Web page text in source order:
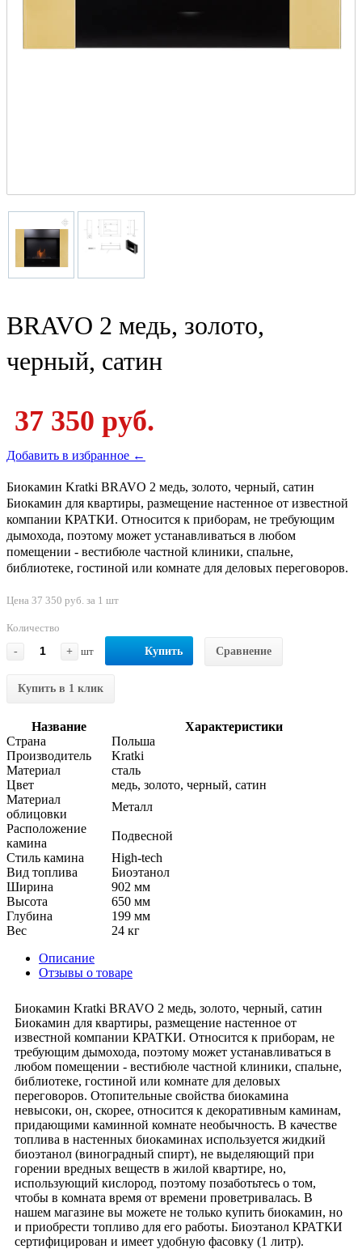
BRAVO 2 медь, золото,
черный, сатин
37 350 руб.
Добавить в избранное ←
Биокамин Kratki BRAVO 2 медь, золото, черный, сатин
Биокамин для квартиры, размещение настенное от известной
компании КРАТКИ. Относится к приборам, не требующим
дымохода, поэтому может устанавливаться в любом
помещении - вестибюле частной клиники, спальне,
библиотеке, гостиной или комнате для деловых переговоров.
Цена 37 350 руб. за 1 шт
Количество
-
+ шт Купить Сравнение
Купить в 1 клик
Название
Характеристики
Страна
Польша
Производитель
Kratki
Материал
сталь
Цвет
медь, золото, черный, сатин
Материал
облицовки
Металл
Расположение
камина
Подвесной
Стиль камина
High-tech
Вид топлива
Биоэтанол
Ширина
902 мм
Высота
650 мм
Глубина
199 мм
Вес
24 кг
Описание
Отзывы о товаре
Биокамин Kratki BRAVO 2 медь, золото, черный, сатин
Биокамин для квартиры, размещение настенное от
известной компании КРАТКИ. Относится к приборам, не
требующим дымохода, поэтому может устанавливаться в
любом помещении - вестибюле частной клиники, спальне,
библиотеке, гостиной или комнате для деловых
переговоров. Отопительные свойства биокамина
невысоки, он, скорее, относится к декоративным каминам,
придающими каминной комнате необычность. В качестве
топлива в настенных биокаминах используется жидкий
биоэтанол (виноградный спирт), не выделяющий при
горении вредных веществ в жилой квартире, но,
использующий кислород, поэтому позаботьтесь о том,
чтобы в комната время от времени проветривалась. В
нашем магазине вы можете не только купить биокамин, но
и приобрести топливо для его работы. Биоэтанол КРАТКИ
сертифицирован и имеет удобную фасовку (1 литр).